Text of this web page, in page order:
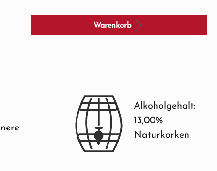
Warenkorb
Alkoholgehalt:
13,00%
Naturkorken